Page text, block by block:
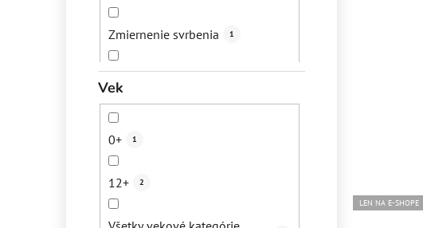
Zmiernenie svrbenia 1
Spevnenie pokožky
Zlepšenie kvality vlasov
Vek
0+ 1
12+ 2
LEN NA E-SHOPE